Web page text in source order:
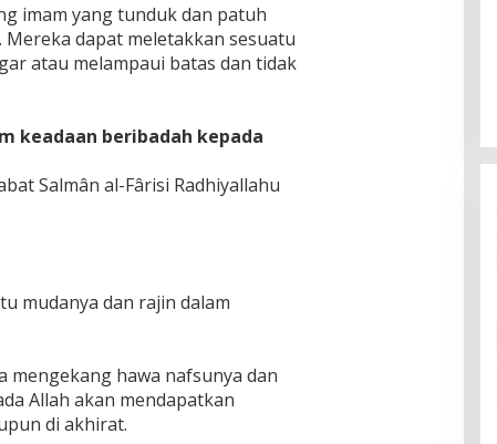
imam yang tunduk dan patuh
dapat meletakkan sesuatu
atau melampaui batas dan tidak
keadaan beribadah kepada
Salmân al-Fârisi Radhiyallahu
mudanya dan rajin dalam
mengekang hawa nafsunya dan
Allah akan mendapatkan
di akhirat.